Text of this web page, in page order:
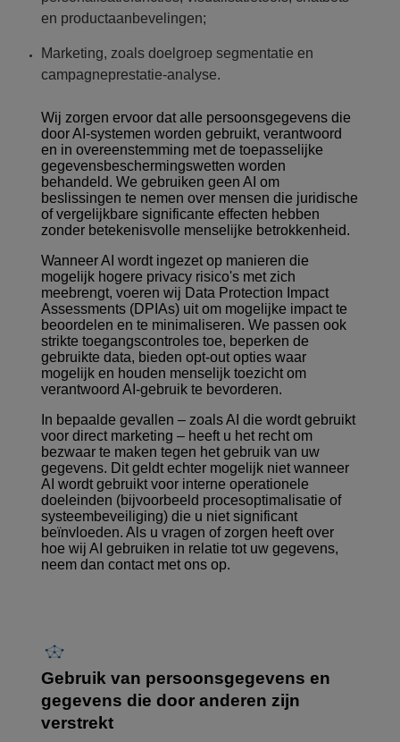
en productaanbevelingen;
Marketing, zoals doelgroep segmentatie en
campagneprestatie-analyse.
Wij zorgen ervoor dat alle persoonsgegevens die
door AI-systemen worden gebruikt, verantwoord
en in overeenstemming met de toepasselijke
gegevensbeschermingswetten worden
behandeld. We gebruiken geen AI om
beslissingen te nemen over mensen die juridische
of vergelijkbare significante effecten hebben
zonder betekenisvolle menselijke betrokkenheid.
Wanneer AI wordt ingezet op manieren die
mogelijk hogere privacy risico's met zich
meebrengt, voeren wij Data Protection Impact
Assessments (DPIAs) uit om mogelijke impact te
beoordelen en te minimaliseren. We passen ook
strikte toegangscontroles toe, beperken de
gebruikte data, bieden opt-out opties waar
mogelijk en houden menselijk toezicht om
verantwoord AI-gebruik te bevorderen.
In bepaalde gevallen – zoals AI die wordt gebruikt
voor direct marketing – heeft u het recht om
bezwaar te maken tegen het gebruik van uw
gegevens. Dit geldt echter mogelijk niet wanneer
AI wordt gebruikt voor interne operationele
doeleinden (bijvoorbeeld procesoptimalisatie of
systeembeveiliging) die u niet significant
beïnvloeden. Als u vragen of zorgen heeft over
hoe wij AI gebruiken in relatie tot uw gegevens,
neem dan contact met ons op.
Gebruik van persoonsgegevens en
gegevens die door anderen zijn
verstrekt